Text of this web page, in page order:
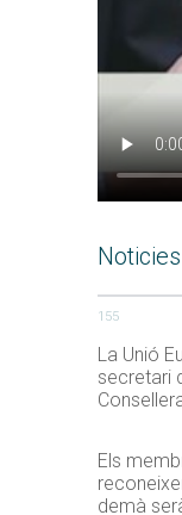
155
La Unió
secretari
Els
demà